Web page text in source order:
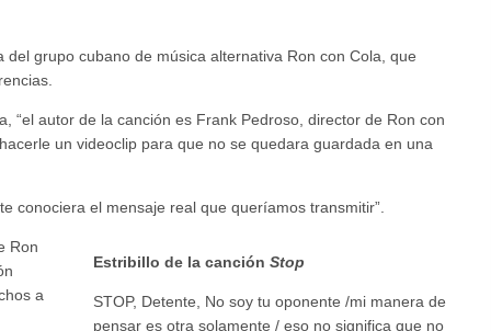
grupo cubano de música alternativa Ron con Cola, que
“el autor de la canción es Frank Pedroso, director de Ron con
un videoclip para que no se quedara guardada en una
conociera el mensaje real que queríamos transmitir”.
Estribillo de la canción Stop
STOP, Detente, No soy tu oponente /mi manera de
pensar es otra solamente / eso no significa que no
Ron
a